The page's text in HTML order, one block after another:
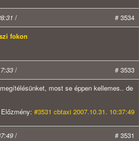
/
# 3534
fokon
/
# 3533
most se éppen kellemes.. de
Előzmény: #3531 cbtaxi 2007.10.31. 10:37:49
/
# 3531